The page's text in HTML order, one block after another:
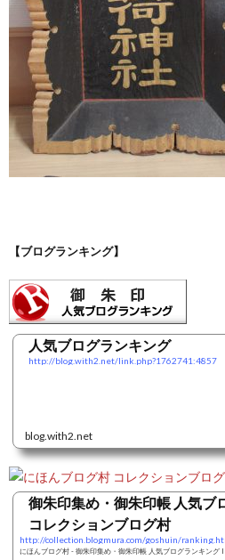
【ブログランキング】
人気ブログランキング
http://blog.with2.net/link.php?1762741:4857
blog.with2.net
御朱印集め・御朱印帳 人気ブ
コレクションブログ村
http://collection.blogmura.com/goshuin/
にほんブログ村 - 御朱印集め・御朱印帳 人気ブログランキン